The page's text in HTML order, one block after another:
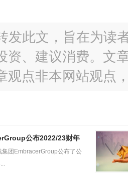
发此文，旨在为读
资、建议消费。文
观点非本网站观点
公布2022/23财年
集团EmbracerGroup公布了公